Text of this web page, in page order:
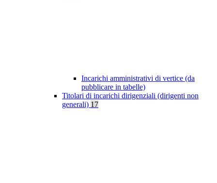
Incarichi amministrativi di vertice (da
pubblicare in tabelle)
Titolari di incarichi dirigenziali (dirigenti non
generali) 17